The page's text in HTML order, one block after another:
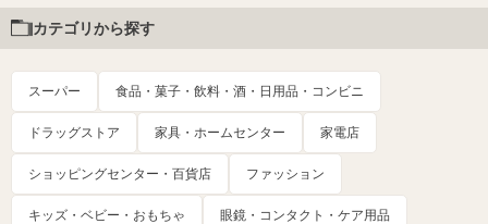
カテゴリから探す
スーパー 食品・菓子・飲料・酒・日用品・コンビニ
ドラッグストア 家具・ホームセンター 家電店
ショッピングセンター・百貨店 ファッション
キッズ・ベビー・おもちゃ 眼鏡・コンタクト・ケア用品